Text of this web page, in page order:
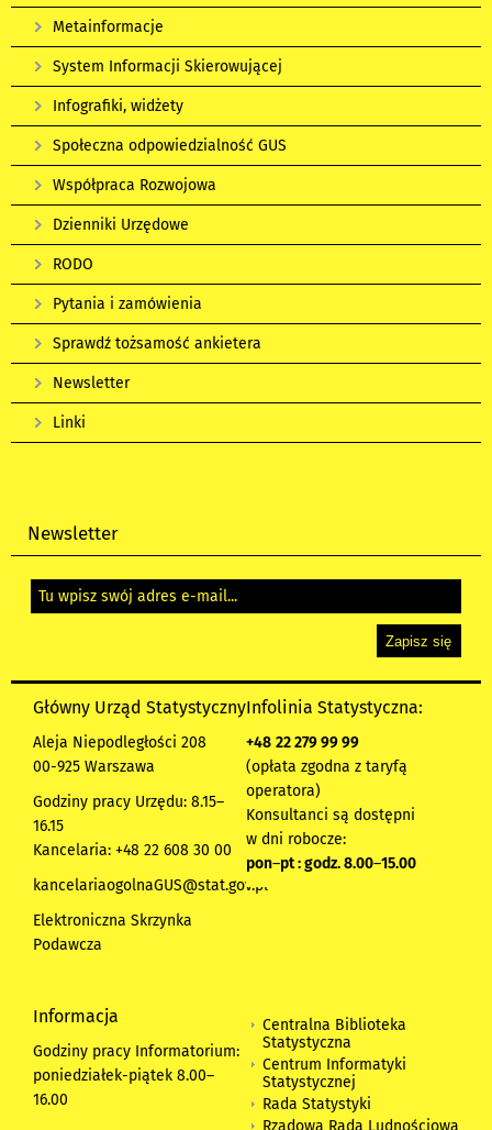
Metainformacje
System Informacji Skierowującej
Infografiki, widżety
Społeczna odpowiedzialność GUS
Współpraca Rozwojowa
Dzienniki Urzędowe
RODO
Pytania i zamówienia
Sprawdź tożsamość ankietera
Newsletter
Linki
Newsletter
Główny Urząd Statystyczny
Aleja Niepodległości 208
00-925 Warszawa
Godziny pracy Urzędu: 8.15–
16.15
Kancelaria: +48 22 608 30 00
kancelariaogolnaGUS@stat.gov.pl
Elektroniczna Skrzynka
Podawcza
Infolinia Statystyczna:
+48 22 279 99 99
(opłata zgodna z taryfą
operatora)
Konsultanci są dostępni
w dni robocze:
pon–pt : godz. 8.00–15.00
Informacja
Godziny pracy Informatorium:
poniedziałek-piątek 8.00–
16.00
Centralna Biblioteka
Statystyczna
Centrum Informatyki
Statystycznej
Rada Statystyki
Rządowa Rada Ludnościowa